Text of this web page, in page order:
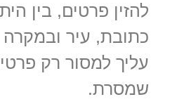
להזין פרטים, בין
כתובת, עיר
עליך למסור רק
שמסרת.